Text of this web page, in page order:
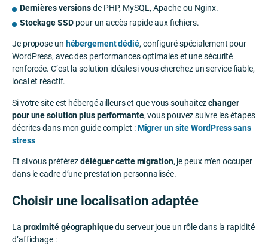
Dernières versionsde PHP, MySQL, Apache ou Nginx.
Stockage SSDpour un accès rapide aux fichiers.
Je propose un hébergement dédié, configuré spécialement pour
WordPress, avec des performances optimales et une sécurité
renforcée. C’est la solution idéale si vous cherchez un service fiable,
local et réactif.
Si votre site est hébergé ailleurs et que vous souhaitezchanger
pour une solution plus performante, vous pouvez suivre les étapes
décrites dans mon guide complet :Migrer un site WordPress sans
stress
Et si vous préférezdéléguer cette migration, je peux m’en occuper
dans le cadre d’une prestation personnalisée.
Choisir une localisation adaptée
La proximité géographiquedu serveur joue un rôle dans la rapidité
d’affichage :